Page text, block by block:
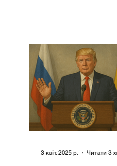
3 квіт. 2025 р. Читати 3